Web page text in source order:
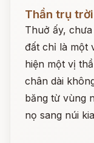
Đọc ngay
Thần trụ trời
Thuở ấy,
đất chỉ là một
hiện một vị
chân dài
băng từ vùng
nọ sang núi